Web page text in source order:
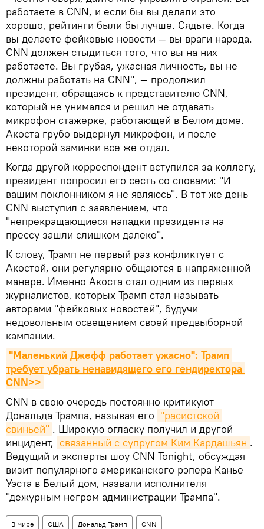
работаете в CNN, и если бы вы делали это
хорошо, рейтинги были бы лучше. Сядьте. Когда
вы делаете фейковые новости — вы враги народа.
CNN должен стыдиться того, что вы на них
работаете. Вы грубая, ужасная личность, вы не
должны работать на CNN", — продолжил
президент, обращаясь к представителю CNN,
который не унимался и решил не отдавать
микрофон стажерке, работающей в Белом доме.
Акоста грубо выдернул микрофон, и после
некоторой заминки все же отдал.
Когда другой корреспондент вступился за коллегу,
президент попросил его сесть со словами: "И
вашим поклонником я не являюсь". В тот же день
CNN выступил с заявлением, что
"непрекращающиеся нападки президента на
прессу зашли слишком далеко".
К слову, Трамп не первый раз конфликтует с
Акостой, они регулярно общаются в напряженной
манере. Именно Акоста стал одним из первых
журналистов, которых Трамп стал называть
авторами "фейковых новостей", будучи
недовольным освещением своей предвыборной
кампании.
"Маленький Джефф работает ужасно": Трамп
требует убрать ненавидящего его гендиректора
CNN>>
CNN в свою очередь постоянно критикуют
Дональда Трампа, называя его "расистской
свиньей" . Широкую огласку получил и другой
инцидент, связанный с супругом Ким Кардашьян .
Ведущий и эксперты шоу CNN Tonight, обсуждая
визит популярного американского рэпера Канье
Уэста в Белый дом, назвали исполнителя
"дежурным негром администрации Трампа".
В мире США Дональд Трамп CNN